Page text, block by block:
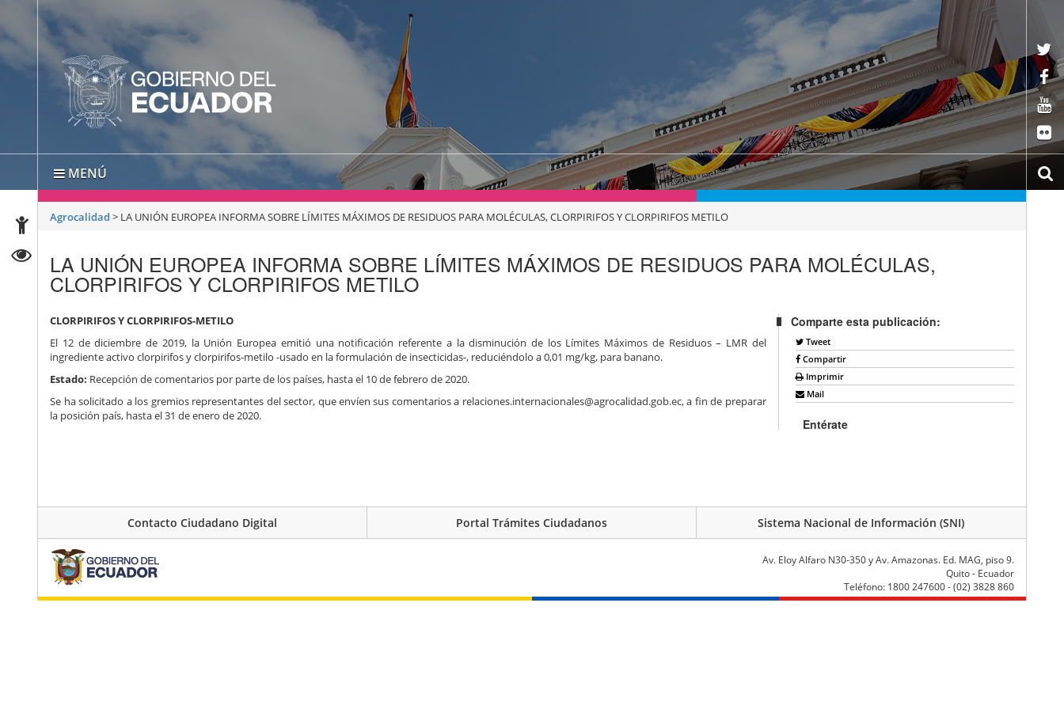
MENÚ
Agrocalidad > LA UNIÓN EUROPEA INFORMA SOBRE LÍMITES MÁXIMOS DE RESIDUOS PARA MOLÉCULAS, CLORPIRIFOS Y CLORPIRIFOS METILO
LA UNIÓN EUROPEA INFORMA SOBRE LÍMITES MÁXIMOS DE RESIDUOS PARA MOLÉCULAS,
CLORPIRIFOS Y CLORPIRIFOS METILO
CLORPIRIFOS Y CLORPIRIFOS-METILO
El 12 de diciembre de 2019, la Unión Europea emitió una notificación referente a la disminución de los Límites Máximos de Residuos – LMR del
ingrediente activo clorpirifos y clorpirifos-metilo -usado en la formulación de insecticidas-, reduciéndolo a 0,01 mg/kg, para banano.
Estado: Recepción de comentarios por parte de los países, hasta el 10 de febrero de 2020.
Se ha solicitado a los gremios representantes del sector, que envíen sus comentarios a relaciones.internacionales@agrocalidad.gob.ec, a fin de preparar
la posición país, hasta el 31 de enero de 2020.
Comparte esta publicación:
Tweet
Compartir
Imprimir
Mail
Entérate
Contacto Ciudadano Digital Portal Trámites Ciudadanos Sistema Nacional de Información (SNI)
Av. Eloy Alfaro N30-350 y Av. Amazonas. Ed. MAG, piso 9.
Quito - Ecuador
Teléfono: 1800 247600 - (02) 3828 860